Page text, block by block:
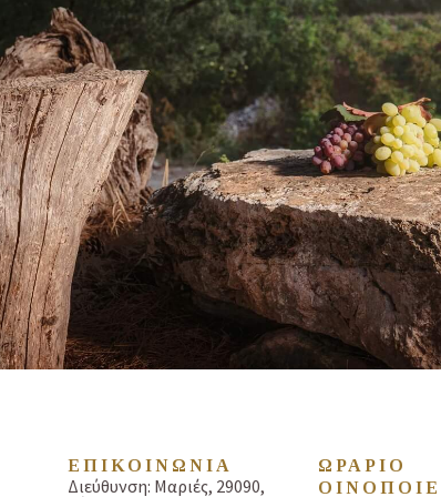
ΕΠΙΚΟΙΝΩΝΙΑ
Διεύθυνση: Μαριές, 29090,
ΩΡΆΡΙΟ